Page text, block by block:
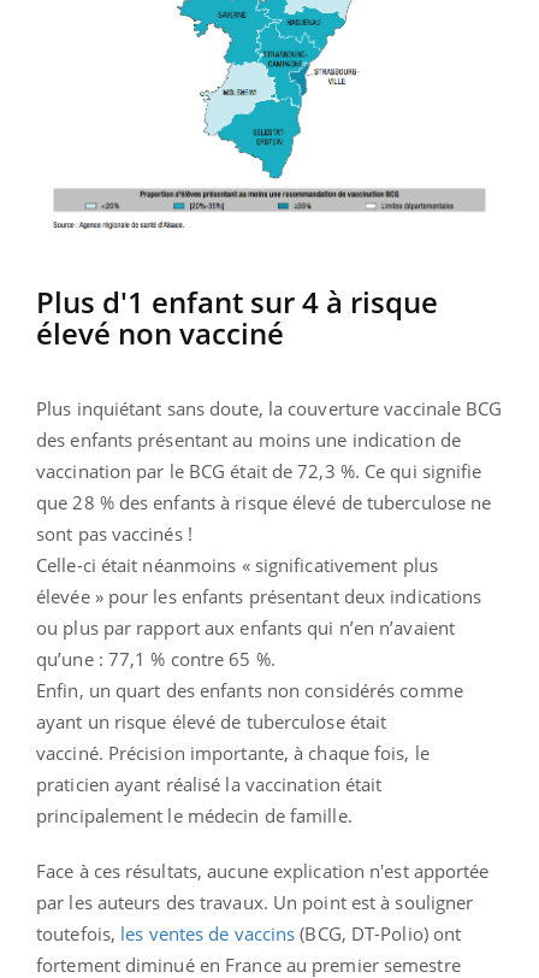
Plus d'1 enfant sur 4 à risque
élevé non vacciné
Plus inquiétant sans doute, la couverture vaccinale BCG
des enfants présentant au moins une indication de
vaccination par le BCG était de 72,3 %. Ce qui signifie
que 28 % des enfants à risque élevé de tuberculose ne
sont pas vaccinés !
Celle-ci était néanmoins « significativement plus
élevée » pour les enfants présentant deux indications
ou plus par rapport aux enfants qui n’en n’avaient
qu’une : 77,1 % contre 65 %.
Enfin, un quart des enfants non considérés comme
ayant un risque élevé de tuberculose était
vacciné. Précision importante, à chaque fois, le
praticien ayant réalisé la vaccination était
principalement le médecin de famille.
Face à ces résultats, aucune explication n'est apportée
par les auteurs des travaux. Un point est à souligner
toutefois, les ventes de vaccins (BCG, DT-Polio) ont
fortement diminué en France au premier semestre